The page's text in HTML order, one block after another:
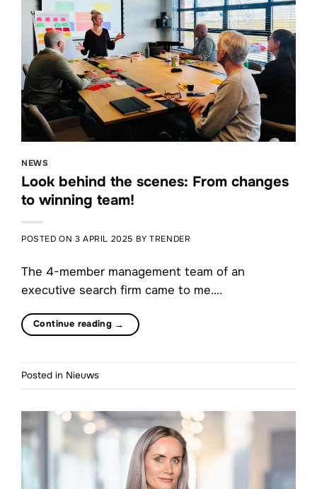
NEWS
Look behind the scenes: From changes
to winning team!
POSTED ON 3 APRIL 2025 BYTRENDER
The 4-member management team of an
executive search firm came to me....
Continue reading →
Posted in Nieuws